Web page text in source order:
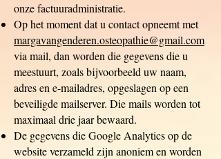
onze factuuradministratie.
Op het moment dat u contact opneemt met
margavangenderen.osteopathie@gmail.com
via mail, dan worden die gegevens die u
meestuurt, zoals bijvoorbeeld uw naam,
adres en e-mailadres, opgeslagen op een
beveiligde mailserver. Die mails worden tot
maximaal drie jaar bewaard.
De gegevens die Google Analytics op de
website verzameld zijn anoniem en worden